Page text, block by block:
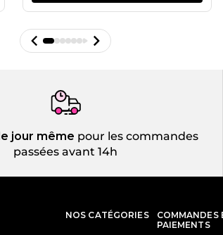
jour même pour les commandes
passées avant 14h
NOS CATÉGORIES
COMMANDES
PAIEMENTS